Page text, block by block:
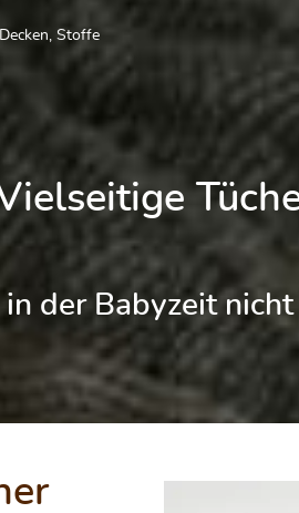
Stoffe
in der Babyzeit nicht
Bewertung von 0 von 5 Sternen